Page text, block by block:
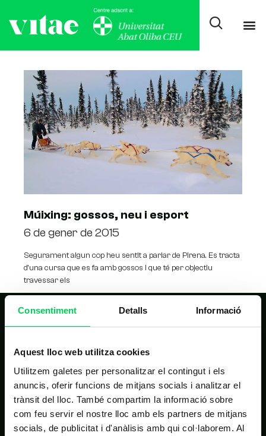
Consentiment Detalls Informació
Aquest lloc web utilitza cookies
Utilitzem galetes per personalitzar el contingut i els
anuncis, oferir funcions de mitjans socials i analitzar el
trànsit del lloc. També compartim la informació sobre
com feu servir el nostre lloc amb els partners de mitjans
socials, de publicitat i d'anàlisis amb qui col·laborem. Al
Múixing: gossos, neu i esport
6 de gener de 2015
Segurament algun cop heu sentit a parlar de Pirena. Es tracta
d’una cursa que es fa amb gossos i que té per objectiu
travessar els
NAVEGACIÓ PRINCIPAL
Inici